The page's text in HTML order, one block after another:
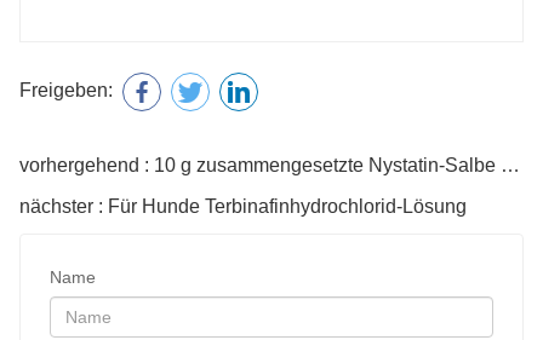
Freigeben:
vorhergehend : 10 g zusammengesetzte Nystatin-Salbe für Haustiere
nächster : Für Hunde Terbinafinhydrochlorid-Lösung
Name